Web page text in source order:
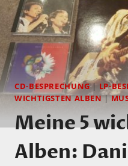
CD-BESPRECHUNG| LP-
WICHTIGSTEN ALBEN|
Meine 5
Alben: